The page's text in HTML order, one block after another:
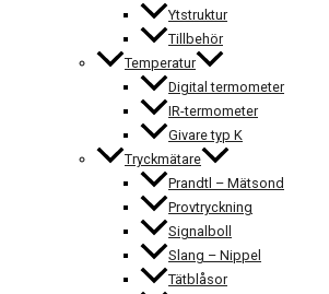
Ytstruktur
Tillbehör
Temperatur
Digital termometer
IR-termometer
Givare typ K
Tryckmätare
Prandtl – Mätsond
Provtryckning
Signalboll
Slang – Nippel
Tätblåsor